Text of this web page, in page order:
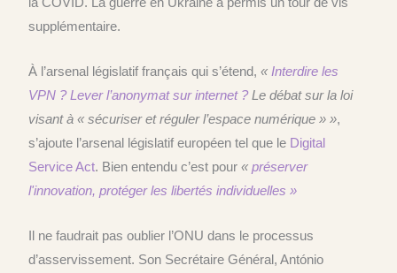
supplémentaire.
À l’arsenal législatif français qui s’étend,« Interdire les
VPN ? Lever l’anonymat sur internet ?Le débat sur la loi
visant à « sécuriser et réguler l’espace numérique » »,
s’ajoute l’arsenal législatif européen tel que le Digital
Service Act. Bien entendu c’est pour « préserver
l'innovation, protéger les libertés individuelles »
Il ne faudrait pas oublier l’ONU dans le processus
d’asservissement. Son Secrétaire Général, António